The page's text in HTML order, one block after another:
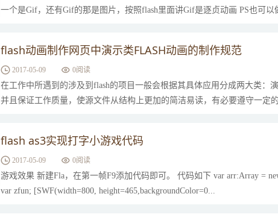
一个是Gif，还有Gif的那是图片，按照flash里面讲Gif是逐贞动画 PS也可以
flash动画制作网页中演示类FLASH动画的制作规范
2017-05-09 0阅读
在工作中所遇到的涉及到flash的项目一般会根据其具体应用分成两大类：
并且保证工作质量，使源文件从结构上更加的简洁易读，有必要遵守一定的
flash as3实现打字小游戏代码
2017-05-09 0阅读
游戏效果 新建Fla，在第一帧F9添加代码即可。 代码如下 var arr:Array =
var zfun; [SWF(width=800, height=465,backgroundColor=0...